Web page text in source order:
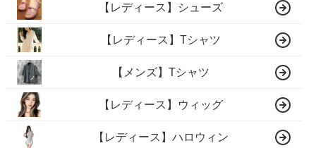
【レディース】シューズ
【レディース】Tシャツ
【メンズ】Tシャツ
【レディース】ウィッグ
【レディース】ハロウィン